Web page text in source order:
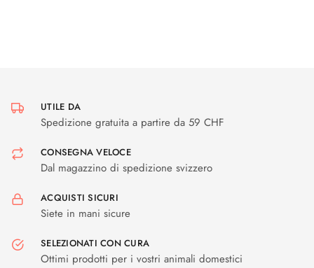
UTILE DA
Spedizione gratuita a partire da 59 CHF
CONSEGNA VELOCE
Dal magazzino di spedizione svizzero
ACQUISTI SICURI
Siete in mani sicure
SELEZIONATI CON CURA
Ottimi prodotti per i vostri animali domestici